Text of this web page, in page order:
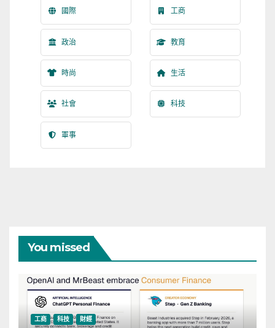
國際 工商
政治 教育
時尚 生活
社會 科技
軍事
You missed
工商 科技 財經